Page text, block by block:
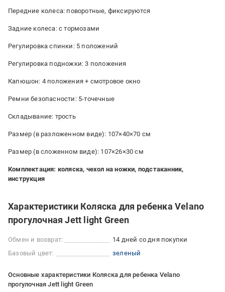
Передние колеса: поворотные, фиксируются
Задние колеса: с тормозами
Регулировка спинки: 5 положений
Регулировка подножки: 3 положения
Капюшон: 4 положения + смотровое окно
Ремни безопасности: 5-точечные
Складывание: трость
Размер (в разложенном виде): 107×40×70 см
Размер (в сложенном виде): 107×26×30 см
Комплектация: коляска, чехол на ножки, подстаканник,
инструкция
Характеристики Коляска для ребенка Velano
прогулочная Jett light Green
Обмен и возврат:
14 дней со дня покупки
Базовый цвет:
зеленый
Основные характеристики Коляска для ребенка Velano
прогулочная Jett light Green